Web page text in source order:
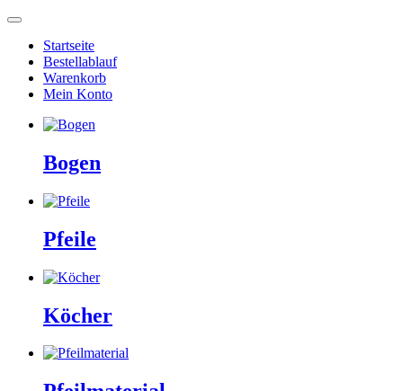
Startseite
Bestellablauf
Warenkorb
Mein Konto
Bogen
Pfeile
Köcher